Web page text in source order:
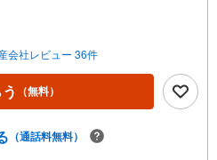
勤続年数1ヶ月（2）自己資金0円
/派遣社員/アルバイト/パート/独
滞、滞納、個信アウト対応可
ーン（6）金融機関の借入まとめ
し費用等おまとめローン（7）永住権
残債有でも相談可能●3つの安心サポ
を使用しマイホーム購入の資金計
会社レビュー 36件
（無料）
（通話料無料）